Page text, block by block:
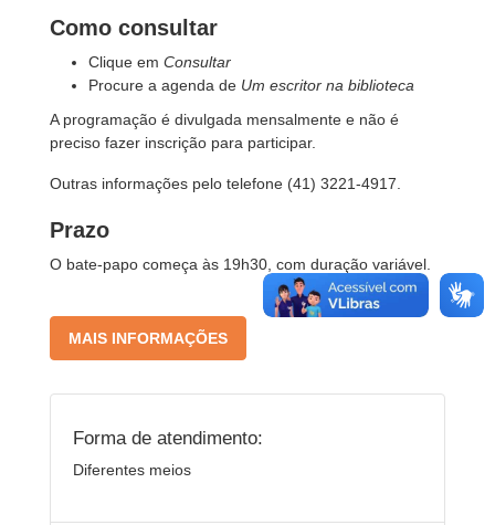
Como consultar
Clique em Consultar
Procure a agenda de Um escritor na biblioteca
A programação é divulgada mensalmente e não é
preciso fazer inscrição para participar.
Outras informações pelo telefone (41) 3221-4917.
Prazo
O bate-papo começa às 19h30, com duração variável.
MAIS INFORMAÇÕES
Forma de atendimento:
Diferentes meios